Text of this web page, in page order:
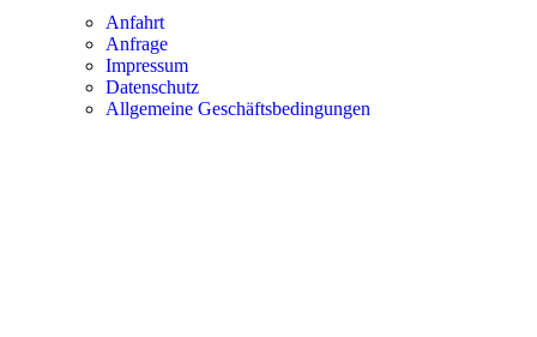
Anfahrt
Anfrage
Impressum
Datenschutz
Allgemeine Geschäftsbedingungen